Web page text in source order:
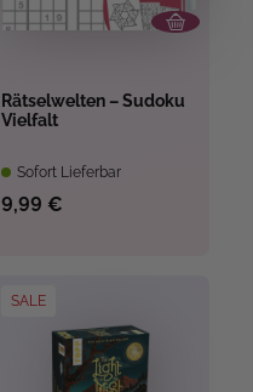
Rätselwelten – Sudoku
Vielfalt
Sofort Lieferbar
9,99 €
SALE